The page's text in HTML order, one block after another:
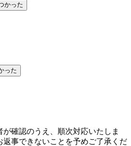
かった
った
確認のうえ、順次対応いたしま
返事できないことを予めご了承くだ